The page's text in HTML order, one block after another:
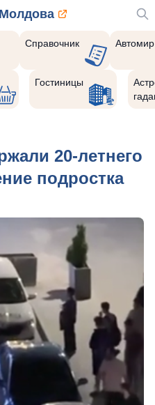
Молдова
Справочник Автомир
Гостиницы
20-летнего
подростка